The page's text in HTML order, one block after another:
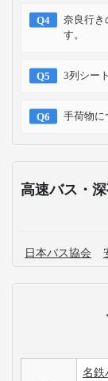
奈良行き
す。
3列シー
手荷物に
高速バス・
日本バス協会
名鉄